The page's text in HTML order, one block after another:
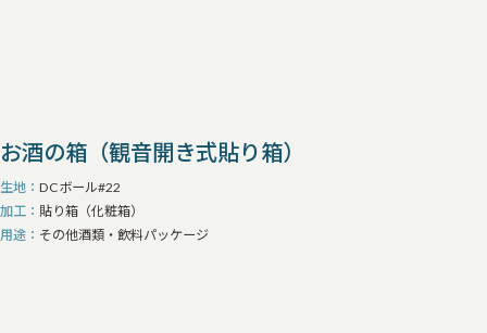
お酒の箱（観音開き式貼り箱）
生地
DCボール#22
加工
貼り箱（化粧箱）
用途
その他酒類・飲料パッケージ